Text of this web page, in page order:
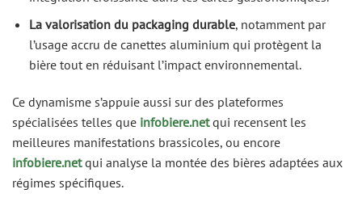
La valorisation du packaging durable, notamment par
l’usage accru de canettes aluminium qui protègent la
bière tout en réduisant l’impact environnemental.
Ce dynamisme s’appuie aussi sur des plateformes
spécialisées telles que infobiere.netqui recensent les
meilleures manifestations brassicoles, ou encore
infobiere.netqui analyse la montée des bières adaptées aux
régimes spécifiques.